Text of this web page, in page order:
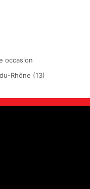
occasion
Rhône (13)